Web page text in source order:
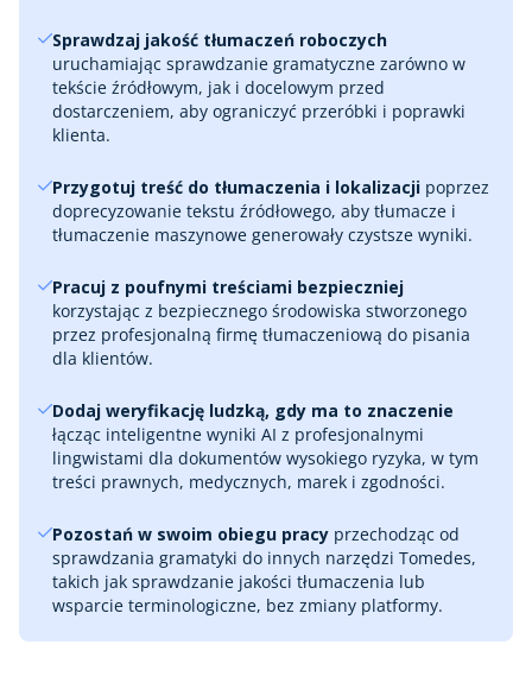
Sprawdzaj jakość tłumaczeń roboczych
uruchamiając sprawdzanie gramatyczne zarówno w
tekście źródłowym, jak i docelowym przed
dostarczeniem, aby ograniczyć przeróbki i poprawki
klienta.
Przygotuj treść do tłumaczenia i lokalizacji poprzez
doprecyzowanie tekstu źródłowego, aby tłumacze i
tłumaczenie maszynowe generowały czystsze wyniki.
Pracuj z poufnymi treściami bezpieczniej
korzystając z bezpiecznego środowiska stworzonego
przez profesjonalną firmę tłumaczeniową do pisania
dla klientów.
Dodaj weryfikację ludzką, gdy ma to znaczenie
łącząc inteligentne wyniki AI z profesjonalnymi
lingwistami dla dokumentów wysokiego ryzyka, w tym
treści prawnych, medycznych, marek i zgodności.
Pozostań w swoim obiegu pracy przechodząc od
sprawdzania gramatyki do innych narzędzi Tomedes,
takich jak sprawdzanie jakości tłumaczenia lub
wsparcie terminologiczne, bez zmiany platformy.